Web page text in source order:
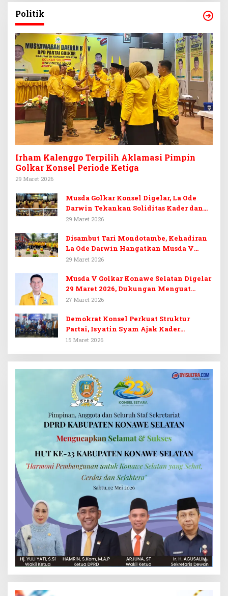
Politik
Irham Kalenggo Terpilih Aklamasi Pimpin
Golkar Konsel Periode Ketiga
29 Maret 2026
Musda Golkar Konsel Digelar, La Ode
Darwin Tekankan Soliditas Kader dan
Target 14 Kursi DPRD Konawe Selatan
29 Maret 2026
Disambut Tari Mondotambe, Kehadiran
La Ode Darwin Hangatkan Musda V
Golkar Konsel
29 Maret 2026
Musda V Golkar Konawe Selatan Digelar
29 Maret 2026, Dukungan Menguat
untuk Irham Kalenggo
27 Maret 2026
Demokrat Konsel Perkuat Struktur
Partai, Isyatin Syam Ajak Kader
Kembalikan Kejayaan
15 Maret 2026